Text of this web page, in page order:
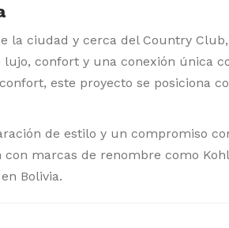
ciudad y cerca del Country
confort y una conexión única
este proyecto se posiciona
de estilo y un compromiso
marcas de renombre como
Bolivia.